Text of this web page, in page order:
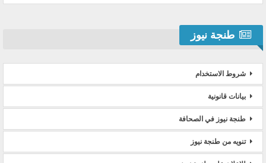
طنجة نيوز
شروط الاستخدام
بيانات قانونية
طنجة نيوز في الصحافة
تنويه من طنجة نيوز